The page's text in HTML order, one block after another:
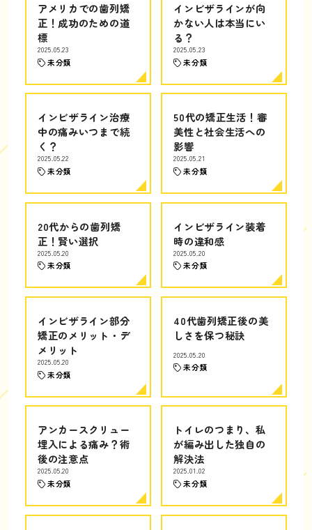
アメリカでの歯列矯
正！成功のための道
標
2025.05.23
未分類
インビザラインが向
かない人は本当にい
る？
2025.05.23
未分類
インビザライン治療
中の痛みいつまで続
く？
2025.05.22
未分類
50代の矯正生活！審
美性と社会生活への
影響
2025.05.21
未分類
20代からの歯列矯
正！賢い選択
2025.05.20
未分類
インビザライン装着
時の違和感
2025.05.20
未分類
インビザライン部分
矯正のメリット・デ
メリット
2025.05.20
未分類
40代歯列矯正後の美
しさを保つ秘訣
2025.05.20
未分類
アンカースクリュー
埋入による痛み？術
後の注意点
2025.05.20
未分類
トイレのつまり、私
が編み出した独自の
解決法
2025.01.02
未分類